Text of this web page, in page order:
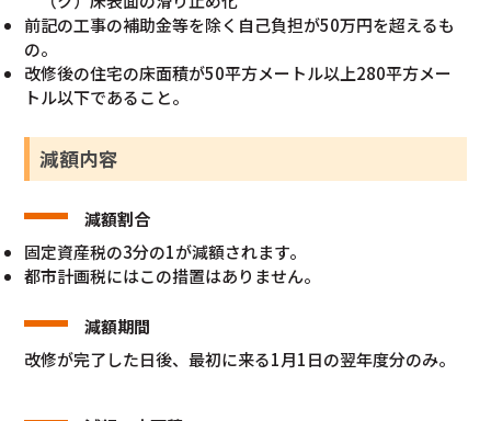
前記の工事の補助金等を除く自己負担が50万円を超えるも
の。
改修後の住宅の床面積が50平方メートル以上280平方メー
トル以下であること。
減額内容
減額割合
固定資産税の3分の1が減額されます。
都市計画税にはこの措置はありません。
減額期間
改修が完了した日後、最初に来る1月1日の翌年度分のみ。